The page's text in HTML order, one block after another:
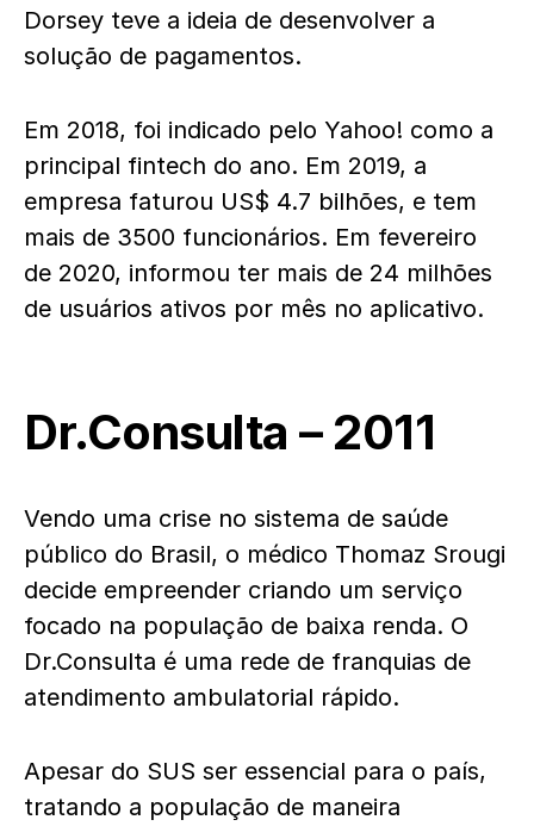
Dorsey teve a ideia de desenvolver a
solução de pagamentos.
Em 2018, foi indicado pelo Yahoo! como a
principal fintech do ano. Em 2019, a
empresa faturou US$ 4.7 bilhões, e tem
mais de 3500 funcionários. Em fevereiro
de 2020, informou ter mais de 24 milhões
de usuários ativos por mês no aplicativo.
Dr.Consulta – 2011
Vendo uma crise no sistema de saúde
público do Brasil, o médico Thomaz Srougi
decide empreender criando um serviço
focado na população de baixa renda. O
Dr.Consulta é uma rede de franquias de
atendimento ambulatorial rápido.
Apesar do SUS ser essencial para o país,
tratando a população de maneira